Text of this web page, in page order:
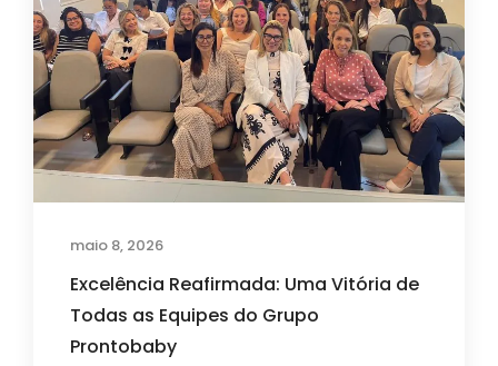
maio 8, 2026
Excelência Reafirmada: Uma Vitória de
Todas as Equipes do Grupo
Prontobaby